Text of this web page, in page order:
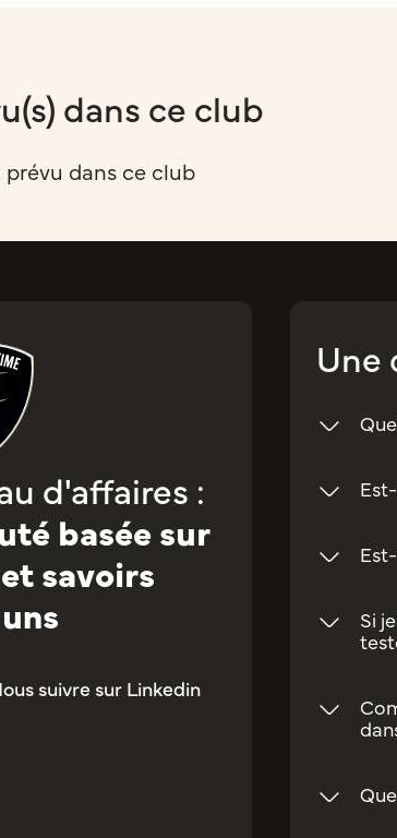
dans ce club
dans ce club
d'affaires :
basée sur
savoirs
suivre sur Linkedin
Une
Si